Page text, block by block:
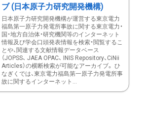
ブ (日本原子力研究開発機構)
日本原子力研究開発機構が運営する東京電力
福島第一原子力発電所事故に関する東京電力・
国・地方自治体・研究機関等のインターネット
情報及び学会口頭発表情報を検索・閲覧するこ
とや、関連する文献情報データベース
（JOPSS、 JAEA OPAC、 INIS Repository、CiNii
Articles）の横断検索が可能なアーカイブ。 ひ
なぎくでは、東京電力福島第一原子力発電所事
故に関するインターネット...